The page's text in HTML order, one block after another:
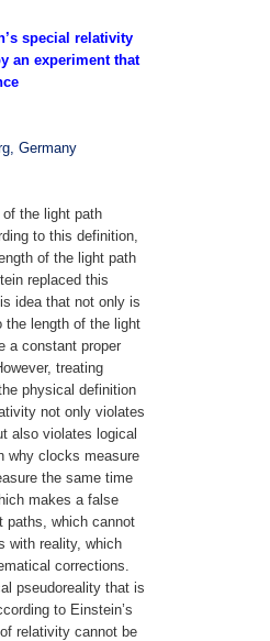
special relativity
an experiment that
Germany
the light path
to this definition,
of the light path
replaced this
idea that not only is
the length of the light
a constant proper
treating
physical definition
not only violates
also violates logical
why clocks measure
the same time
makes a false
paths, which cannot
with reality, which
corrections.
pseudoreality that is
to Einstein’s
relativity cannot be